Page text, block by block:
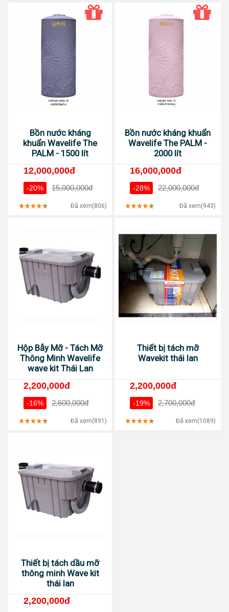
Bồn nước kháng
khuẩn Wavelife The
PALM - 1500 lít
12,000,000đ
-20% 15,000,000đ
Đã xem(806)
Bồn nước kháng khuẩn
Wavelife The PALM -
2000 lít
16,000,000đ
-28% 22,000,000đ
Đã xem(943)
Hộp Bẫy Mỡ - Tách Mỡ
Thông Minh Wavelife
wave kit Thái Lan
2,200,000đ
-16% 2,600,000đ
Đã xem(891)
Thiết bị tách mỡ
Wavekit thái lan
2,200,000đ
-19% 2,700,000đ
Đã xem(1089)
Thiết bị tách dầu mỡ
thông minh Wave kit
thái lan
2,200,000đ